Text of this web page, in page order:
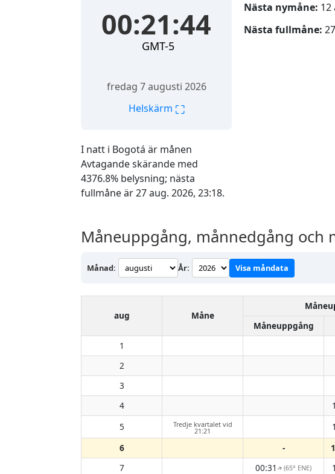
I natt i Bogotá är månen
Avtagande skärande med
4376.8% belysning; nästa
fullmåne är 27 aug. 2026, 23:18.
00:21:45
GMT-5
fredag 7 augusti 2026
Helskärm ⛶
Nästa nymåne: 12
Nästa fullmåne:
Måneuppgång, månnedgång och
Månad: År: Visa måndata
aug Måne
Måneuppgång
1
2
3
4
5
Tredje kvartalet vid
21:21
6
-
7
00:31 ↑(65° ENE)